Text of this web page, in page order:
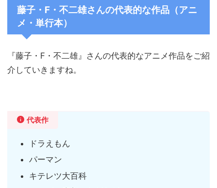
藤子・F・不二雄さんの代表的な作品（アニ
メ・単行本）
『藤子・F・不二雄』さんの代表的なアニメ作品をご紹
介していきますね。
代表作
ドラえもん
パーマン
キテレツ大百科